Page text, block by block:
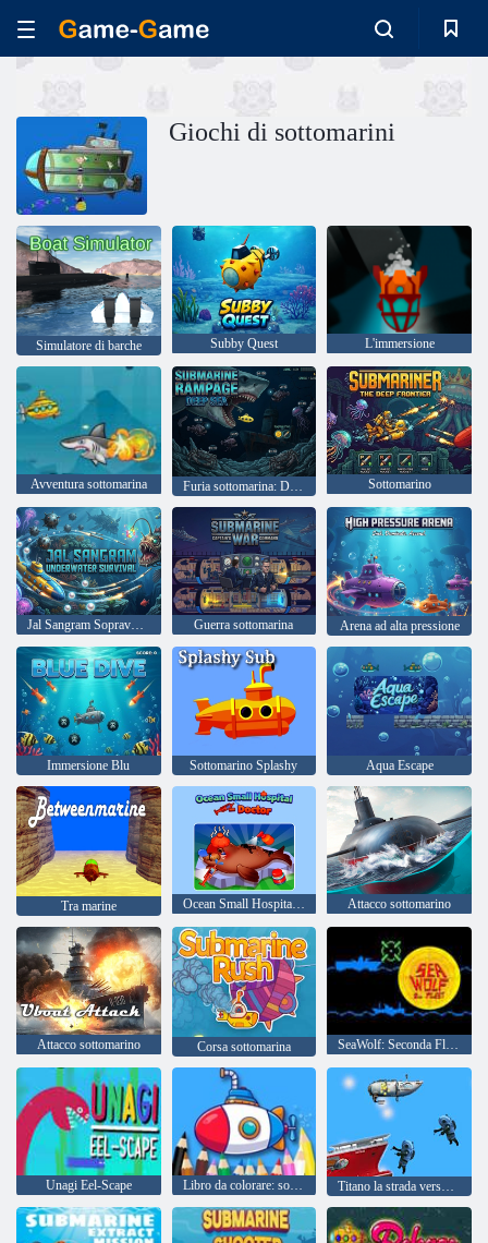
Giochi di sottomarini
Simulatore di barche Subby Quest L'immersione
Avventura sottomarina Furia sottomarina: Deep Sea Sottomarino
Jal Sangram Sopravvivenza subacquea Guerra sottomarina Arena ad alta pressione
Immersione Blu Sottomarino Splashy Aqua Escape
Tra marine Ocean Small Hospital - Dottore Attacco sottomarino
Attacco sottomarino Corsa sottomarina SeaWolf: Seconda Flotta
Unagi Eel-Scape Libro da colorare: sottomarino Titano la strada verso il fondo